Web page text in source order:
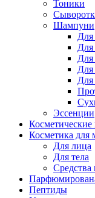
Тоники
Шампуни
Для
Для
Для
Для
Для
Эссенции
Косметика для
Для лица
Для тела
Средства
Пептиды